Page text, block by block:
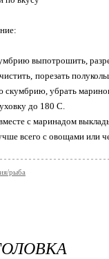
выпотрошить,
порезать
скумбрию, убрать
до 180 С.
с маринадом
всего с овощами или
рыба